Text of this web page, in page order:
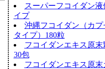
スーパーフコイダン液
イプ
沖縄フコイダン（カプ
タイプ）180粒
フコイダンエキス原末
30包
フコイダンエキス原末